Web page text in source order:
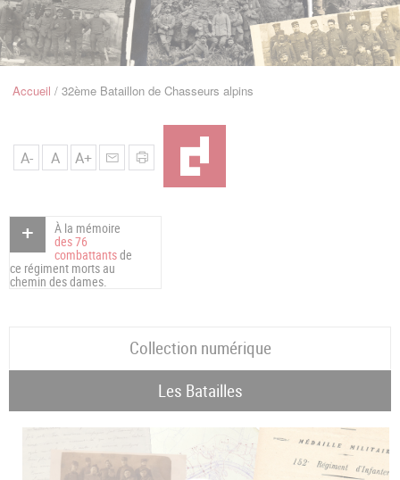
Navigation
FilAccueil 32ème Bataillon de Chasseurs alpins
A- A A+
À la mémoire
des 76
combattantsde
ce régiment morts au
chemin des dames.
Collection numérique
Les Batailles